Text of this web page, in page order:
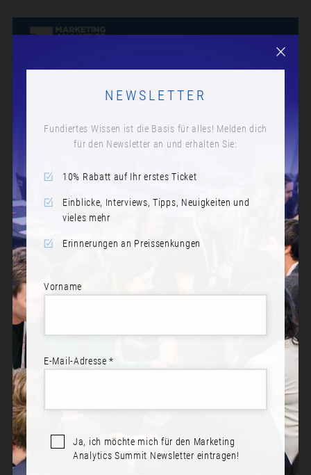
LEAN CDP – HOW TO
NEWSLETTER
Fundiertes Wissen ist die Basis für alles! Melden dich
für den Newsletter an und erhalten Sie:
10% Rabatt auf Ihr erstes Ticket
Einblicke, Interviews, Tipps, Neuigkeiten und
vieles mehr
Erinnerungen an Preissenkungen
Vorname
E-Mail-Adresse *
Ja, ich möchte mich für den Marketing
Analytics Summit Newsletter eintragen!